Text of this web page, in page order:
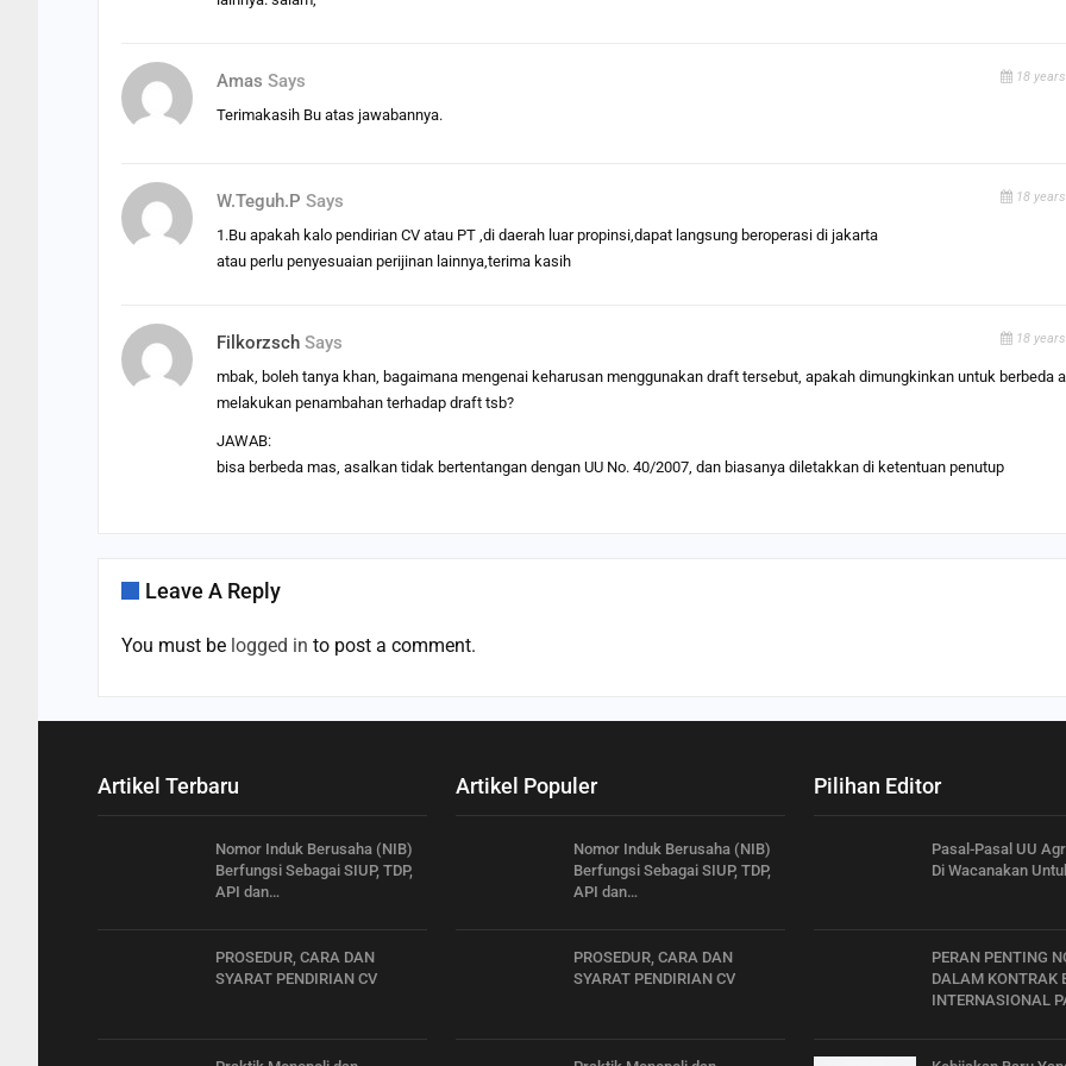
Amas Says 18
Terimakasih Bu atas jawabannya.
W.teguh.p Says 18
1.Bu apakah kalo pendirian CV atau PT ,di daerah luar propinsi,dapat langsung beroperasi di jakarta
atau perlu penyesuaian perijinan lainnya,terima kasih
Filkorzsch Says 18
mbak, boleh tanya khan, bagaimana mengenai keharusan menggunakan draft tersebut, apakah dimungkinkan untuk berbeda
melakukan penambahan terhadap draft tsb?
JAWAB:
bisa berbeda mas, asalkan tidak bertentangan dengan UU No. 40/2007, dan biasanya diletakkan di ketentuan penutup
Leave A Reply
You must be logged in to post a comment.
Artikel Terbaru
Nomor Induk Berusaha (NIB)
Berfungsi Sebagai SIUP, TDP,
API dan…
PROSEDUR, CARA DAN
SYARAT PENDIRIAN CV
Artikel Populer
Nomor Induk Berusaha (NIB)
Berfungsi Sebagai SIUP, TDP,
API dan…
PROSEDUR, CARA DAN
SYARAT PENDIRIAN CV
Pilihan Editor
Pasal-Pasal UU
Di Wacanakan
PERAN PENTING
DALAM KONTRAK
INTERNASIONAL